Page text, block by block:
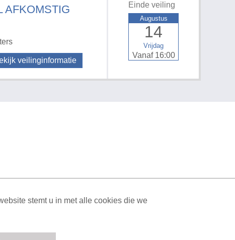
AFKOMSTIG
veilinginformatie
Einde veiling
Vrijdag
14
Augustus
Vanaf 16:00
stemt u in met alle cookies die we